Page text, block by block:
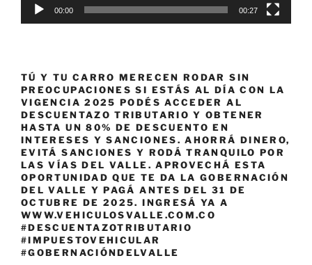
00:00 00:27
TÚ Y TU CARRO MERECEN RODAR SIN
PREOCUPACIONES SI ESTÁS AL DÍA CON LA
VIGENCIA 2025 PODÉS ACCEDER AL
DESCUENTAZO TRIBUTARIO Y OBTENER
HASTA UN 80% DE DESCUENTO EN
INTERESES Y SANCIONES. AHORRÁ DINERO,
EVITÁ SANCIONES Y RODÁ TRANQUILO POR
LAS VÍAS DEL VALLE. APROVECHÁ ESTA
OPORTUNIDAD QUE TE DA LA GOBERNACIÓN
DEL VALLE Y PAGÁ ANTES DEL 31 DE
OCTUBRE DE 2025. INGRESÁ YA A
WWW.VEHICULOSVALLE.COM.CO
#DESCUENTAZOTRIBUTARIO
#IMPUESTOVEHICULAR
#GOBERNACIÓNDELVALLE